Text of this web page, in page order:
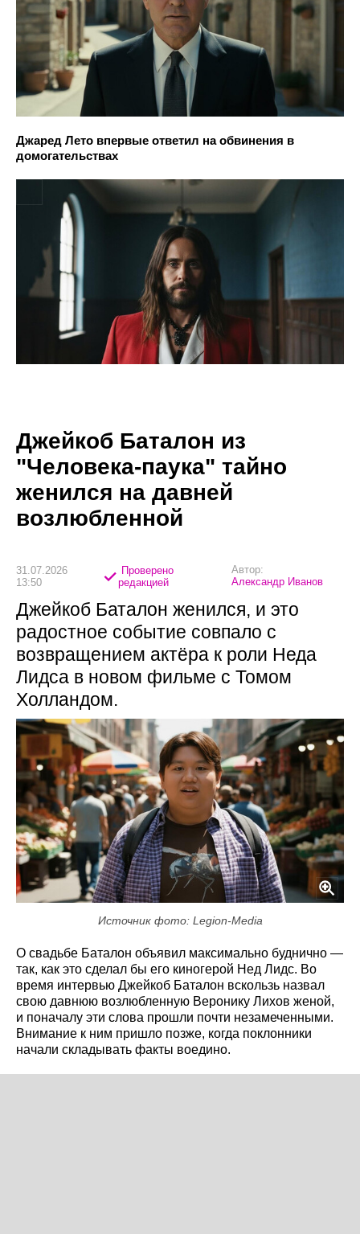
Джаред Лето впервые ответил на обвинения в
домогательствах
Джейкоб Баталон из
"Человека-паука" тайно
женился на давней
возлюбленной
31.07.2026
13:50
Проверено
редакцией
Автор:
Александр Иванов
Джейкоб Баталон женился, и это
радостное событие совпало с
возвращением актёра к роли Неда
Лидса в новом фильме с Томом
Холландом.
Источник фото: Legion-Media
О свадьбе Баталон объявил максимально буднично —
так, как это сделал бы его киногерой Нед Лидс. Во
время интервью Джейкоб Баталон вскользь назвал
свою давнюю возлюбленную Веронику Лихов женой,
и поначалу эти слова прошли почти незамеченными.
Внимание к ним пришло позже, когда поклонники
начали складывать факты воедино.